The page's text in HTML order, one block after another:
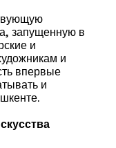
запущенную в
и
и
впервые
и